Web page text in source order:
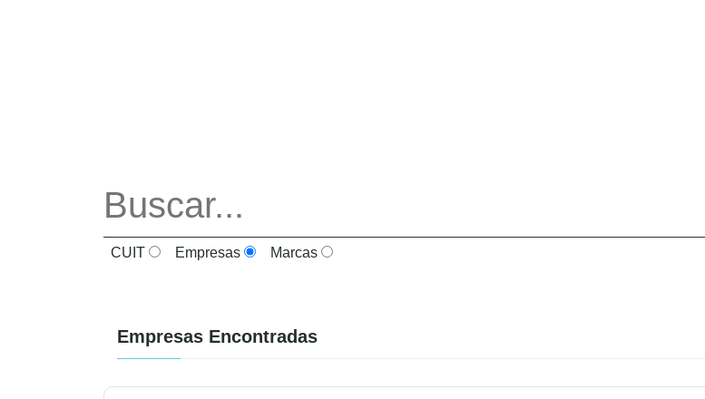
CUIT Empresas Marcas
Empresas Encontradas